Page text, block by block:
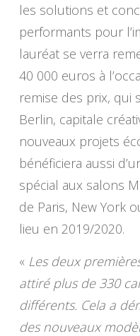
les solutions et
performants pour
lauréat se verra
40 000 euros à
remise des prix, qui
Berlin, capitale
nouveaux projets
bénéficiera aussi
spécial aux salons
de Paris, New York
lieu en 2019/2020.
« Les deux
attiré plus de 330
différents. Cela a
des nouveaux